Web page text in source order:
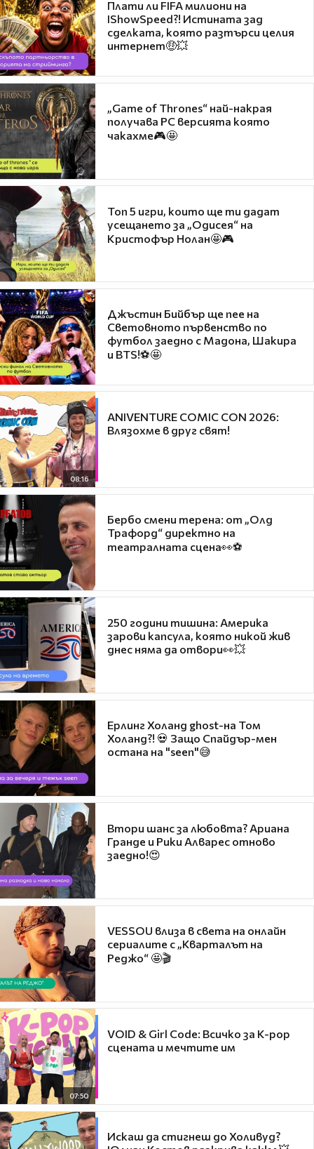
Плати ли FIFA милиони на
IShowSpeed?! Истината зад
сделката, която разтърси целия
интернет🤑💥
„Game of Thrones“ най-накрая
получава PC версията която
чакахме🎮🤩
Топ 5 игри, които ще ти дадат
усещането за „Одисея“ на
Кристофър Нолан🤩🎮
Джъстин Бийбър ще пее на
Световното първенство по
футбол заедно с Мадона, Шакира
и BTS!⚽🤩
08:16
ANIVENTURE COMIC CON 2026:
Влязохме в друг свят!
Бербо смени терена: от „Олд
Трафорд“ директно на
театралната сцена👀⚽
250 години тишина: Америка
зарови капсула, която никой жив
днес няма да отвори👀💥
Ерлинг Холанд ghost-на Том
Холанд?! 💀 Защо Спайдър-мен
остана на "seen"😅
Втори шанс за любовта? Ариана
Гранде и Рики Алварес отново
заедно!😍
VESSOU влиза в света на онлайн
сериалите с „Кварталът на
Реджо“ 🤩🎬
07:50
VOID & Girl Code: Всичко за K-pop
сцената и мечтите им
Искаш да стигнеш до Холивуд?